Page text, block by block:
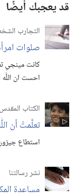
قد يعجبك أيضًا
التجارب
صلوات
كانت مينجي
احست ان
الكتاب
تعلَّمتُ أن
استطاع
نشر رسالتنا
مساعدة